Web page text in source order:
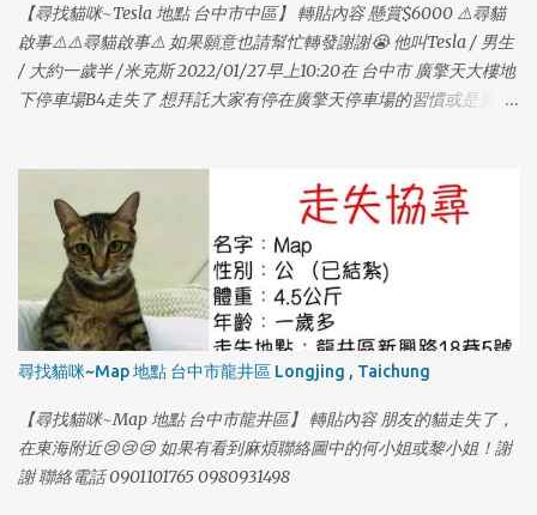
1
【尋找貓咪~Tesla 地點 台中市中區】 轉貼內容 懸賞$6000 ⚠️尋貓
啟事⚠️⚠️尋貓啟事⚠️ 如果願意也請幫忙轉發謝謝😭 他叫Tesla / 男生
/ 大約一歲半 /米克斯 2022/01/27早上10:20在 台中市 廣擎天大樓地
下停車場B4走失了 想拜託大家有停在廣擎天停車場的習慣或是廣擎
大動作，他很喜歡吃鱈魚香絲，在家只要聽到包裝聲他就會過來
吃。 也有可能躲在車子底下管線，可以的話請大家幫忙注意，謝謝
大家🙏🏻🙏🏻🙏🏻🙏🏻🙏🏻 如果有找到或看到請聯絡 0976382707
（趙小姐） 0916917598（謝小姐） 再麻煩大家幫忙謝謝大家。
尋找貓咪~Map 地點 台中市龍井區 Longjing , Taichung
【尋找貓咪~Map 地點 台中市龍井區】 轉貼內容 朋友的貓走失了，
在東海附近😢😢😢 如果有看到麻煩聯絡圖中的何小姐或黎小姐！謝
謝 聯絡電話 0901101765 0980931498